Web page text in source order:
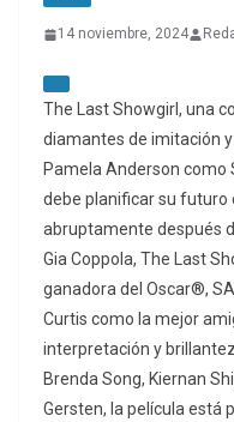
14 noviembre, 2024
The Last Showgirl, una
diamantes de imitación
Pamela Anderson como
debe planificar su futuro
abruptamente después
Gia Coppola, The Last
ganadora del Oscar®,
Curtis como la mejor
interpretación y
Brenda Song, Kiernan
Gersten, la película está